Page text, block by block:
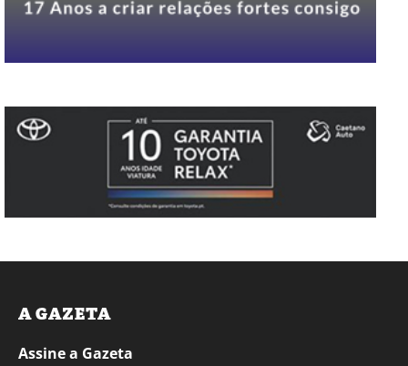
A GAZETA
Assine a Gazeta